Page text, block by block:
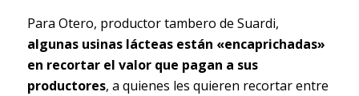
Para Otero, productor tambero de Suardi,
algunas usinas lácteas están «encaprichadas»
en recortar el valor que pagan a sus
productores, a quienes les quieren recortar entre